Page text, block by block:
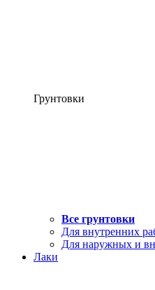
Грунтовки
Все грунтовки
Для внутренних
Для наружных и
Лаки